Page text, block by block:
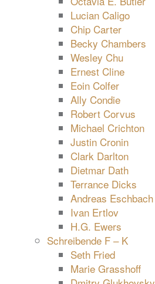
Lucian Caligo
Chip Carter
Becky Chambers
Wesley Chu
Ernest Cline
Eoin Colfer
Ally Condie
Robert Corvus
Michael Crichton
Justin Cronin
Clark Darlton
Dietmar Dath
Terrance Dicks
Andreas Eschbach
Ivan Ertlov
H.G. Ewers
Schreibende F – K
Seth Fried
Marie Grasshoff